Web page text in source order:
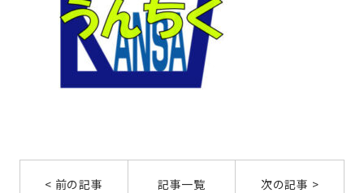
< 前の記事 記事一覧 次の記事 >